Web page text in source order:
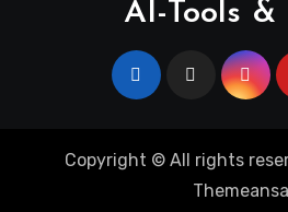
AI-Tools &
Copyright © All rights